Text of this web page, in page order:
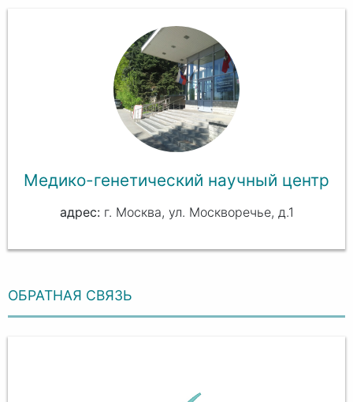
Медико-генетический научный центр
г. Москва, ул. Москворечье, д.1
ОБРАТНАЯ СВЯЗЬ